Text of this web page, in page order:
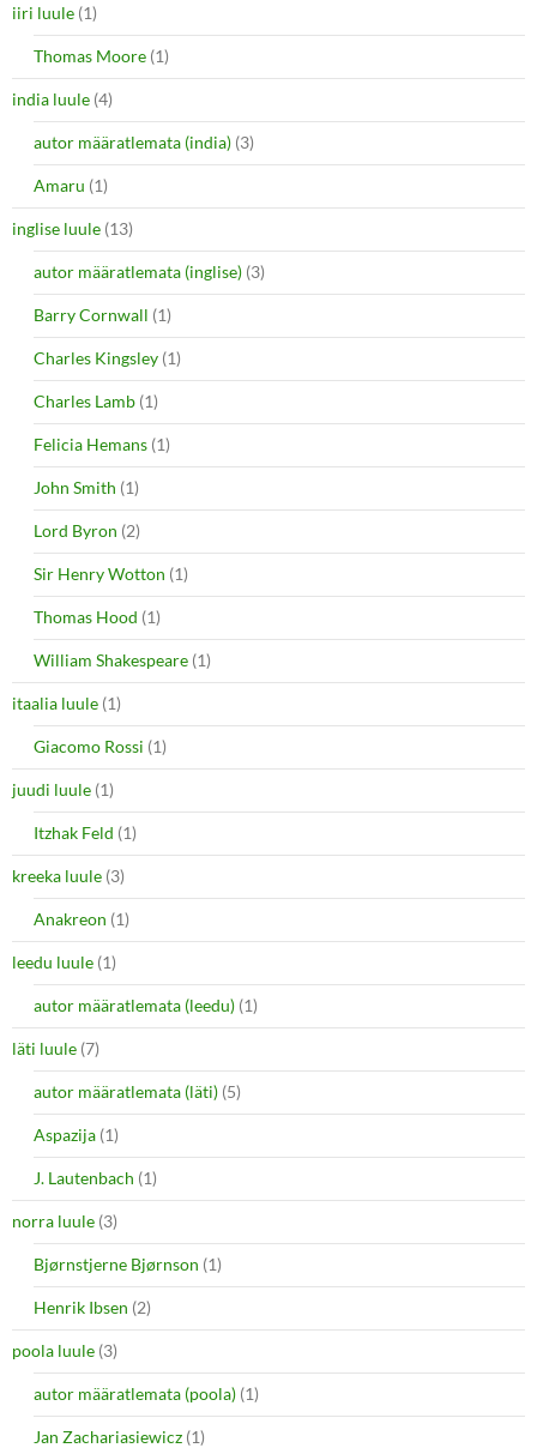
iiri luule (1)
Thomas Moore (1)
india luule (4)
autor määratlemata (india) (3)
Amaru (1)
inglise luule (13)
autor määratlemata (inglise) (3)
Barry Cornwall (1)
Charles Kingsley (1)
Charles Lamb (1)
Felicia Hemans (1)
John Smith (1)
Lord Byron (2)
Sir Henry Wotton (1)
Thomas Hood (1)
William Shakespeare (1)
itaalia luule (1)
Giacomo Rossi (1)
juudi luule (1)
Itzhak Feld (1)
kreeka luule (3)
Anakreon (1)
leedu luule (1)
autor määratlemata (leedu) (1)
läti luule (7)
autor määratlemata (läti) (5)
Aspazija (1)
J. Lautenbach (1)
norra luule (3)
Bjørnstjerne Bjørnson (1)
Henrik Ibsen (2)
poola luule (3)
autor määratlemata (poola) (1)
Jan Zachariasiewicz (1)